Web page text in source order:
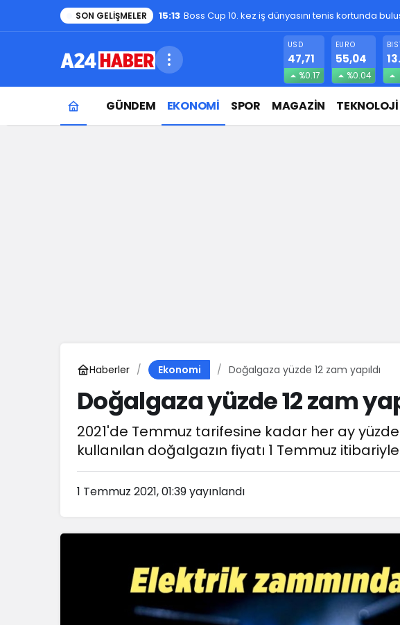
SON GELIŞMELER 1:48 Evde kedi besleyenler dikkat! Gizlice yerleşen
USD
47,71
%0.17
EURO
55,04
%0.04
GÜNDEM EKONOMİ SPOR MAGAZİN TEKNOLOJİ
Haberler Ekonomi Doğalgaza yüzde 12 zam yapıldı
Doğalgaza yüzde 12 zam
2021'de Temmuz tarifesine kadar her ay
kullanılan doğalgazın fiyatı 1 Temmuz
1 Temmuz 2021, 01:39yayınlandı